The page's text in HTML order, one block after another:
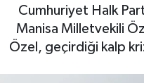
Cumhuriyet Halk
Manisa Milletvekili
Özel, geçirdiği kalp
Otovitrin
Haber Arşivi